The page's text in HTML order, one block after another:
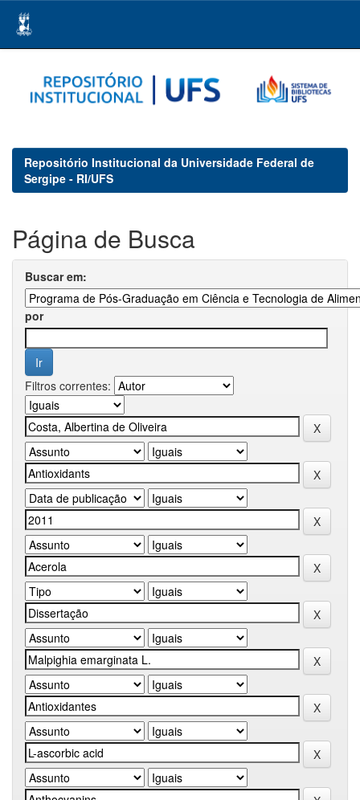
navigation
Repositório Institucional da Universidade Federal de
Sergipe - RI/UFS
Página de Busca
Buscar em:
por
Filtros correntes: